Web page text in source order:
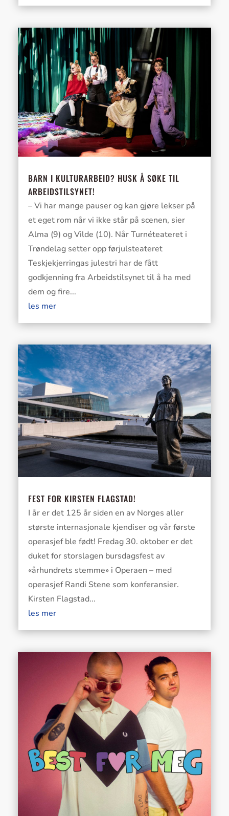
BARN I KULTURARBEID? HUSK Å SØKE TIL
ARBEIDSTILSYNET!
– Vi har mange pauser og kan gjøre lekser på
et eget rom når vi ikke står på scenen, sier
Alma (9) og Vilde (10). Når Turnéteateret i
Trøndelag setter opp førjulsteateret
Teskjekjerringas julestri har de fått
godkjenning fra Arbeidstilsynet til å ha med
dem og fire...
les mer
FEST FOR KIRSTEN FLAGSTAD!
I år er det 125 år siden en av Norges aller
største internasjonale kjendiser og vår første
operasjef ble født! Fredag 30. oktober er det
duket for storslagen bursdagsfest av
«århundrets stemme» i Operaen – med
operasjef Randi Stene som konferansier.
Kirsten Flagstad...
les mer